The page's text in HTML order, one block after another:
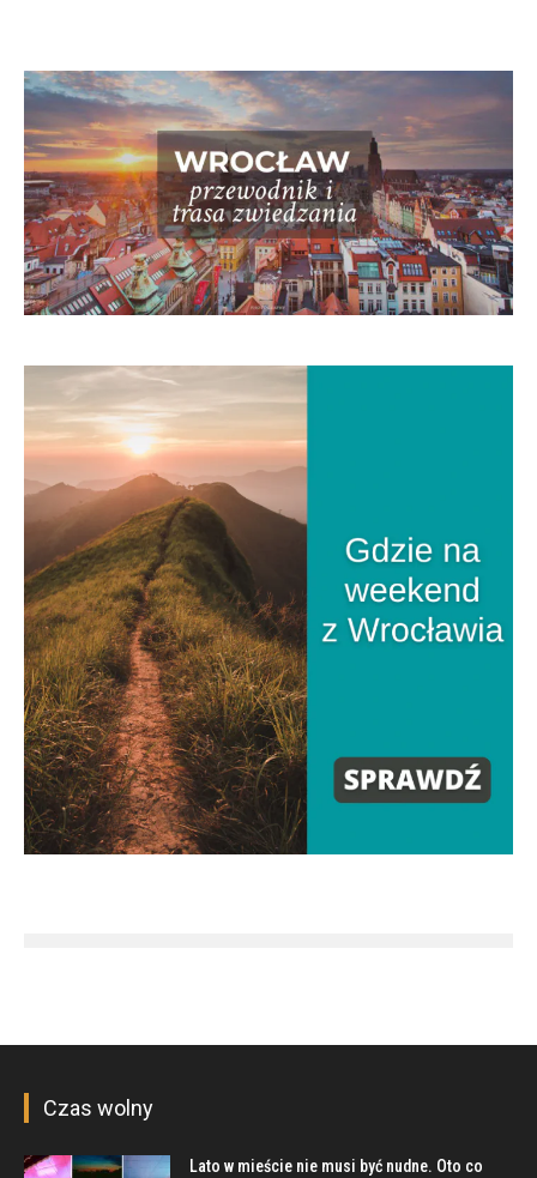
Czas wolny
Lato w mieście nie musi być nudne. Oto co